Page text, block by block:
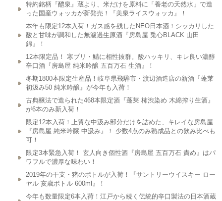
特約銘柄『醴泉』蔵より、米だけを原料に「養老の天然水」で造
った国産ウォッカが新発売！『美泉ライスウォッカ』！
本年も限定12本入荷！ガス感を残したNEO日本酒！シッカリした
酸と甘味が調和した無濾過生原酒『房島屋 兎心BLACK 山田
錦』！
12本限定品！ 寒ブリ・鯖に相性抜群。酸ハッキリ、キレ良い濃醇
辛口酒『房島屋 純米吟醸 五百万石 生酒』！
冬期1800本限定生産品！岐阜県飛騨市・渡辺酒造店の新酒『蓬莱
初汲み50 純米吟醸』が今年も入荷！
古典醸法で造られた468本限定酒『蓬莱 柿渋染め 木綿搾り生酒』
が6本のみ新入荷！
限定12本入荷！上質な中汲み部分だけを詰めた、キレイな房島屋
『房島屋 純米吟醸 中汲み』！ 少数4点のみ熟成品との飲み比べも
可！
限定3本緊急入荷！ 玄人向き個性酒『房島屋 五百万石 責め』はパ
ワフルで濃厚な味わい！
2019年の干支・猪のボトルが入荷！『サントリーウイスキー ロー
ヤル 亥歳ボトル 600ml』！
今年も数量限定6本入荷！江戸から続く伝統的辛口製法の日本酒蔵